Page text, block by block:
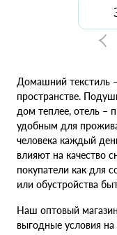
Домашний текстиль
пространстве.
дом теплее, отель –
удобным для
человека каждый
влияют на качество
покупатели как для
или обустройства
Наш оптовый
выгодные условия